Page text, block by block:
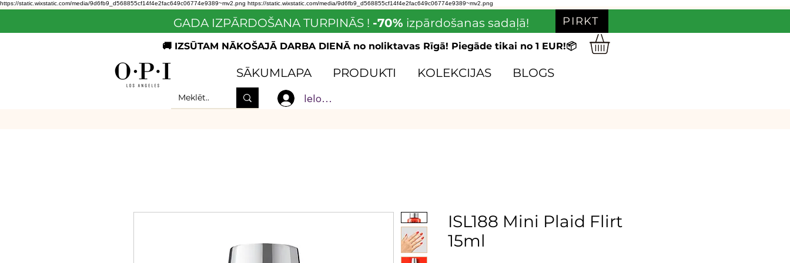
https://static.wixstatic.com/media/9d6fb9_d568855cf14f4e2fac649c06774e9389~mv2.png https://static.wixstatic.com/media/9d6fb9_d568855cf14f4e2fac649c06774e9389~mv2.png
GADA IZPĀRDOŠANA TURPINĀS ! -70% izpārdošanas sadaļā! PIRKT
🚚 IZSŪTAM NĀKOŠAJĀ DARBA DIENĀ no noliktavas Rīgā! Piegāde tikai no 1 EUR!📦
Ielogoties
SĀKUMLAPA PRODUKTI KOLEKCIJAS BLOGS
ISL188 Mini Plaid Flirt
15ml